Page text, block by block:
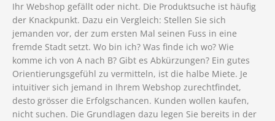
Ihr Webshop gefällt oder nicht. Die Produktsuche ist häufig
der Knackpunkt. Dazu ein Vergleich: Stellen Sie sich
jemanden vor, der zum ersten Mal seinen Fuss in eine
fremde Stadt setzt. Wo bin ich? Was finde ich wo? Wie
komme ich von A nach B? Gibt es Abkürzungen? Ein gutes
Orientierungsgefühl zu vermitteln, ist die halbe Miete. Je
intuitiver sich jemand in Ihrem Webshop zurechtfindet,
desto grösser die Erfolgschancen. Kunden wollen kaufen,
nicht suchen. Die Grundlagen dazu legen Sie bereits in der